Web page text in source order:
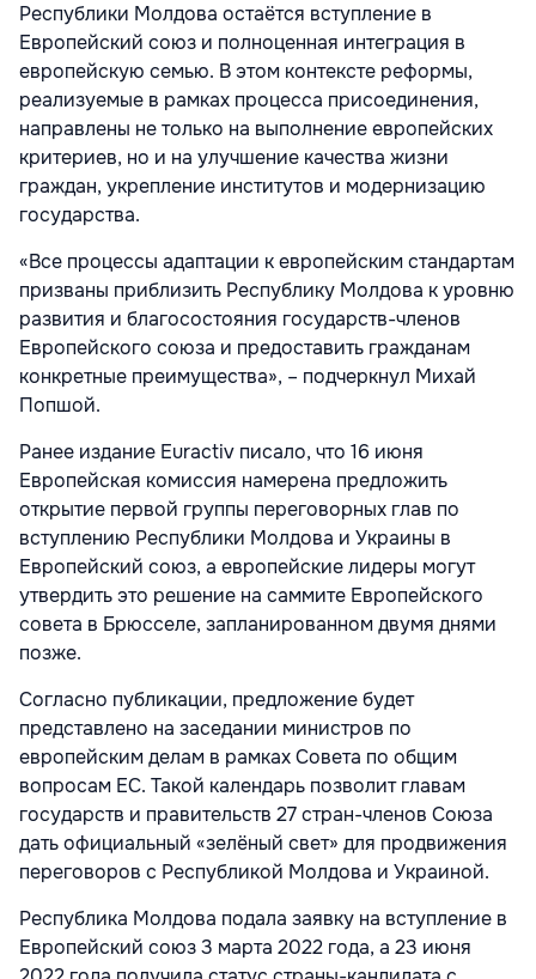
Республики Молдова остаётся вступление в
Европейский союз и полноценная интеграция в
европейскую семью. В этом контексте реформы,
реализуемые в рамках процесса присоединения,
направлены не только на выполнение европейских
критериев, но и на улучшение качества жизни
граждан, укрепление институтов и модернизацию
государства.
«Все процессы адаптации к европейским стандартам
призваны приблизить Республику Молдова к уровню
развития и благосостояния государств-членов
Европейского союза и предоставить гражданам
конкретные преимущества», – подчеркнул Михай
Попшой.
Ранее издание Euractiv писало, что 16 июня
Европейская комиссия намерена предложить
открытие первой группы переговорных глав по
вступлению Республики Молдова и Украины в
Европейский союз, а европейские лидеры могут
утвердить это решение на саммите Европейского
совета в Брюсселе, запланированном двумя днями
позже.
Согласно публикации, предложение будет
представлено на заседании министров по
европейским делам в рамках Совета по общим
вопросам ЕС. Такой календарь позволит главам
государств и правительств 27 стран-членов Союза
дать официальный «зелёный свет» для продвижения
переговоров с Республикой Молдова и Украиной.
Республика Молдова подала заявку на вступление в
Европейский союз 3 марта 2022 года, а 23 июня